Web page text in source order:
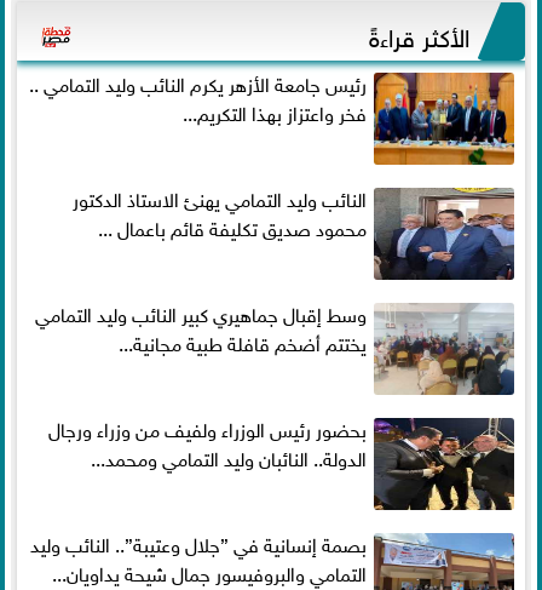
الأكثر قراءةً
رئيس جامعة الأزهر يكرم النائب وليد التمامي ..
فخر واعتزاز بهذا التكريم...
النائب وليد التمامي يهنئ الاستاذ الدكتور
محمود صديق تكليفة قائم باعمال ...
وسط إقبال جماهيري كبير النائب وليد التمامي
يختتم أضخم قافلة طبية مجانية...
بحضور رئيس الوزراء ولفيف من وزراء ورجال
الدولة.. النائبان وليد التمامي ومحمد...
بصمة إنسانية في ”جلال وعتيبة”.. النائب وليد
التمامي والبروفيسور جمال شيحة يداويان...